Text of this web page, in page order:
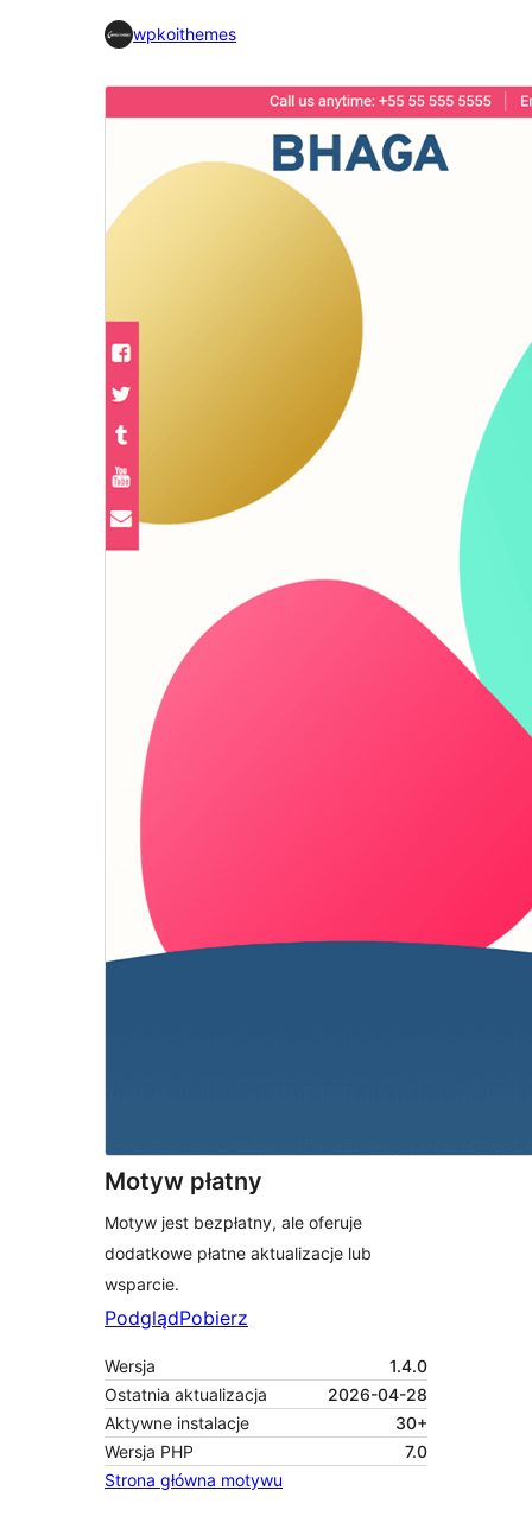
wpkoithemes
Motyw płatny
Motyw jest bezpłatny, ale oferuje
dodatkowe płatne aktualizacje lub
wsparcie.
PodglądPobierz
Wersja
1.4.0
Ostatnia aktualizacja
2026-04-28
Aktywne instalacje
30+
Wersja PHP
7.0
Strona główna motywu